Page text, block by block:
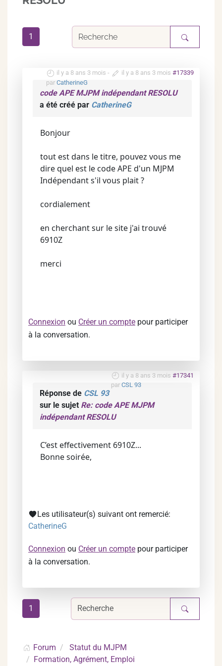
1
il y a 8 ans 3 mois - il y a 8 ans 3 mois #17339
par CatherineG
code APE MJPM indépendant RESOLU
a été créé par CatherineG
Bonjour
tout est dans le titre, pouvez vous me
dire quel est le code APE d'un MJPM
Indépendant s'il vous plait ?
cordialement
en cherchant sur le site j'ai trouvé
6910Z
merci
Connexion ou Créer un compte pour participer
à la conversation.
il y a 8 ans 3 mois #17341
par CSL 93
Réponse de CSL 93
sur le sujet Re: code APE MJPM
indépendant RESOLU
C’est effectivement 6910Z...
Bonne soirée,
Les utilisateur(s) suivant ont remercié:
CatherineG
Connexion ou Créer un compte pour participer
à la conversation.
1
Forum
Statut du MJPM
Formation, Agrément, Emploi